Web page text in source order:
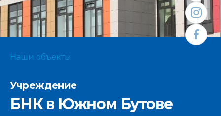
Наши объекты
Учреждение
БНК в Южном Бутове